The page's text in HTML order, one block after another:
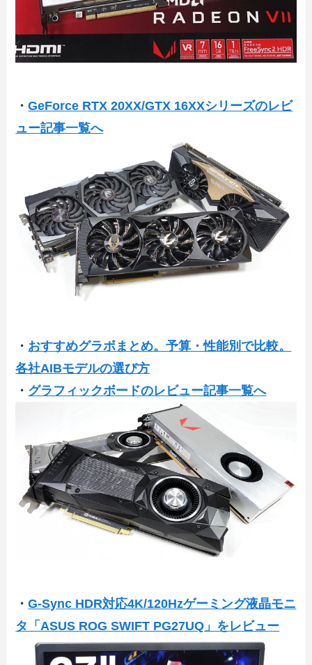
・GeForce RTX 20XX/GTX 16XXシリーズのレビ
ュー記事一覧へ
・ おすすめグラボまとめ。予算・性能別で比較。
各社AIBモデルの選び方
・ グラフィックボードのレビュー記事一覧へ
・G-Sync HDR対応4K/120Hzゲーミング液晶モニ
タ「ASUS ROG SWIFT PG27UQ」をレビュー